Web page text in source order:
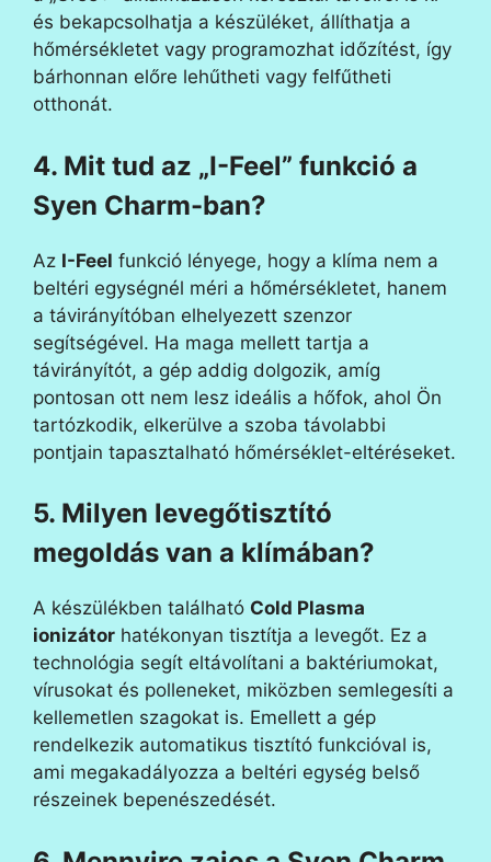
és bekapcsolhatja a készüléket, állíthatja a
hőmérsékletet vagy programozhat időzítést, így
bárhonnan előre lehűtheti vagy felfűtheti
otthonát.
4. Mit tud az „I-Feel” funkció a
Syen Charm-ban?
Az I-Feel funkció lényege, hogy a klíma nem a
beltéri egységnél méri a hőmérsékletet, hanem
a távirányítóban elhelyezett szenzor
segítségével. Ha maga mellett tartja a
távirányítót, a gép addig dolgozik, amíg
pontosan ott nem lesz ideális a hőfok, ahol Ön
tartózkodik, elkerülve a szoba távolabbi
pontjain tapasztalható hőmérséklet-eltéréseket.
5. Milyen levegőtisztító
megoldás van a klímában?
A készülékben található Cold Plasma
ionizátor hatékonyan tisztítja a levegőt. Ez a
technológia segít eltávolítani a baktériumokat,
vírusokat és polleneket, miközben semlegesíti a
kellemetlen szagokat is. Emellett a gép
rendelkezik automatikus tisztító funkcióval is,
ami megakadályozza a beltéri egység belső
részeinek bepenészedését.